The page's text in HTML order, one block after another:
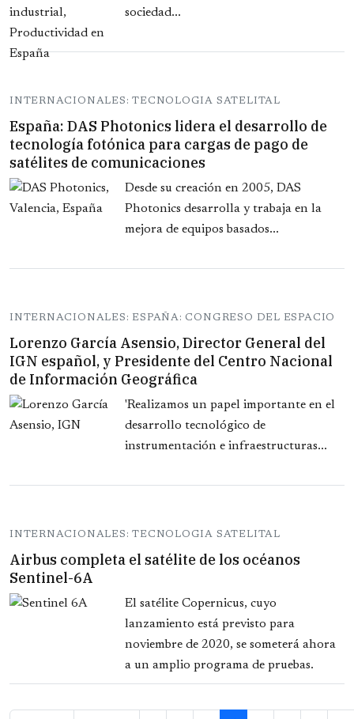
sociedad...
INTERNACIONALES: TECNOLOGIA SATELITAL
España: DAS Photonics lidera el desarrollo de
tecnología fotónica para cargas de pago de
satélites de comunicaciones
Desde su creación en 2005, DAS
Photonics desarrolla y trabaja en la
mejora de equipos basados...
INTERNACIONALES: ESPAÑA: CONGRESO DEL ESPACIO
Lorenzo García Asensio, Director General del
IGN español, y Presidente del Centro Nacional
de Información Geográfica
'Realizamos un papel importante en el
desarrollo tecnológico de
instrumentación e infraestructuras...
INTERNACIONALES: TECNOLOGIA SATELITAL
Airbus completa el satélite de los océanos
Sentinel-6A
El satélite Copernicus, cuyo
lanzamiento está previsto para
noviembre de 2020, se someterá ahora
a un amplio programa de pruebas.